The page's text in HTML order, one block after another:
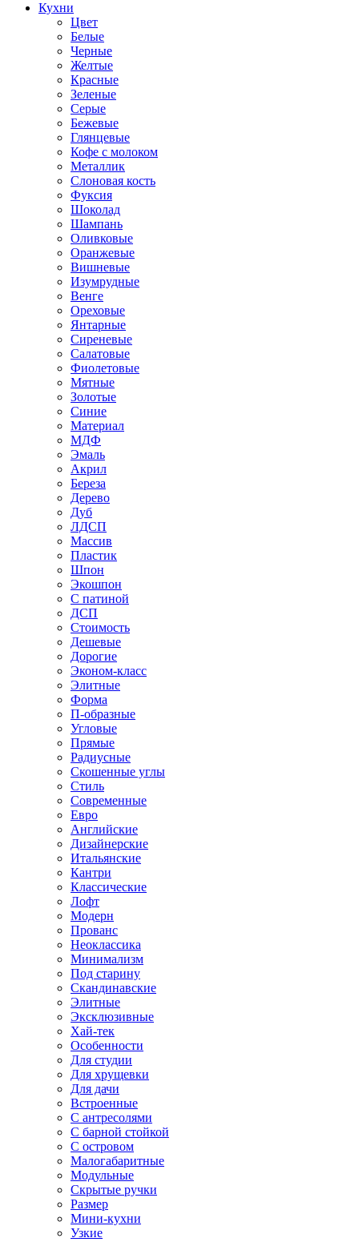
Кухни
Цвет
Белые
Черные
Желтые
Красные
Зеленые
Серые
Бежевые
Глянцевые
Кофе с молоком
Металлик
Слоновая кость
Фуксия
Шоколад
Шампань
Оливковые
Оранжевые
Вишневые
Изумрудные
Венге
Ореховые
Янтарные
Сиреневые
Салатовые
Фиолетовые
Мятные
Золотые
Синие
Материал
МДФ
Эмаль
Акрил
Береза
Дерево
Дуб
ЛДСП
Массив
Пластик
Шпон
Экошпон
С патиной
ДСП
Стоимость
Дешевые
Дорогие
Эконом-класс
Элитные
Форма
П-образные
Угловые
Прямые
Радиусные
Скошенные углы
Стиль
Современные
Евро
Английские
Дизайнерские
Итальянские
Кантри
Классические
Лофт
Модерн
Прованс
Неоклассика
Минимализм
Под старину
Скандинавские
Элитные
Эксклюзивные
Хай-тек
Особенности
Для студии
Для хрущевки
Для дачи
Встроенные
С антресолями
С барной стойкой
С островом
Малогабаритные
Модульные
Скрытые ручки
Размер
Мини-кухни
Узкие